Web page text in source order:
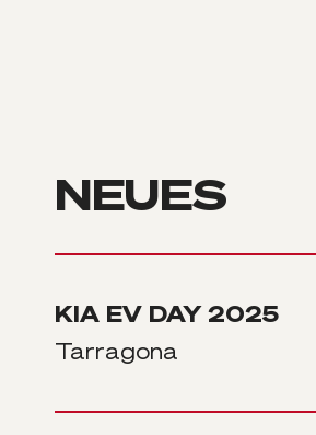
NEUES
KIA EV DAY 2025
Tarragona